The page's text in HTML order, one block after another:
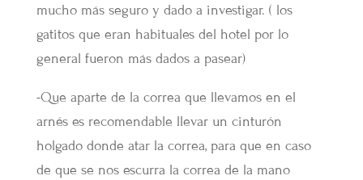
mucho más seguro y dado a investigar. ( los
gatitos que eran habituales del hotel por lo
general fueron más dados a pasear)
-Que aparte de la correa que llevamos en el
arnés es recomendable llevar un cinturón
holgado donde atar la correa, para que en caso
de que se nos escurra la correa de la mano